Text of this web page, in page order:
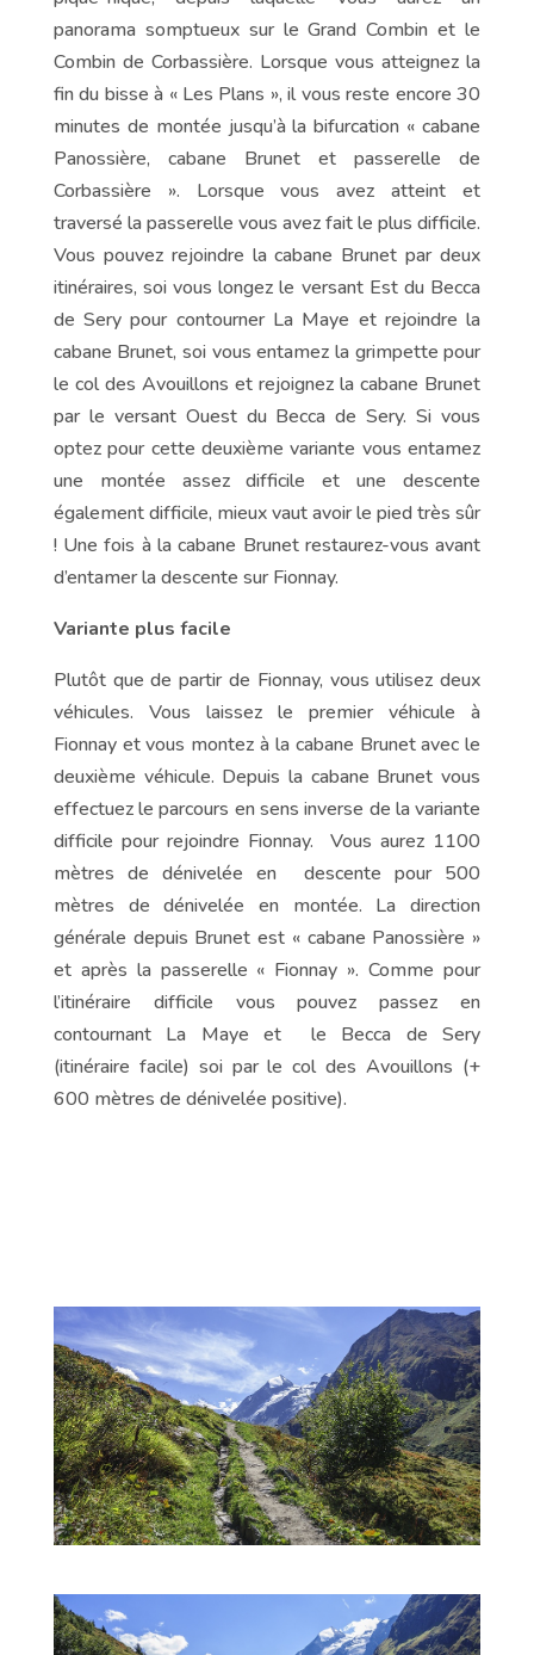
panorama somptueux sur le Grand Combin et le
Combin de Corbassière. Lorsque vous atteignez la
fin du bisse à « Les Plans », il vous reste encore 30
minutes de montée jusqu’à la bifurcation « cabane
Panossière, cabane Brunet et passerelle de
Corbassière ». Lorsque vous avez atteint et
traversé la passerelle vous avez fait le plus difficile.
Vous pouvez rejoindre la cabane Brunet par deux
itinéraires, soi vous longez le versant Est du Becca
de Sery pour contourner La Maye et rejoindre la
cabane Brunet, soi vous entamez la grimpette pour
le col des Avouillons et rejoignez la cabane Brunet
par le versant Ouest du Becca de Sery. Si vous
optez pour cette deuxième variante vous entamez
une montée assez difficile et une descente
également difficile, mieux vaut avoir le pied très sûr
! Une fois à la cabane Brunet restaurez-vous avant
d’entamer la descente sur Fionnay.
Variante plus facile
Plutôt que de partir de Fionnay, vous utilisez deux
véhicules. Vous laissez le premier véhicule à
Fionnay et vous montez à la cabane Brunet avec le
deuxième véhicule. Depuis la cabane Brunet vous
effectuez le parcours en sens inverse de la variante
difficile pour rejoindre Fionnay. Vous aurez 1100
mètres de dénivelée en descente pour 500
mètres de dénivelée en montée. La direction
générale depuis Brunet est « cabane Panossière »
et après la passerelle « Fionnay ». Comme pour
l’itinéraire difficile vous pouvez passez en
contournant La Maye et le Becca de Sery
(itinéraire facile) soi par le col des Avouillons (+
600 mètres de dénivelée positive).